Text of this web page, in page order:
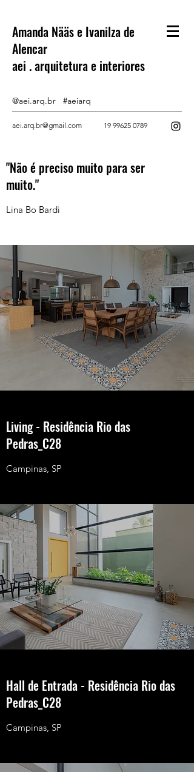
Amanda Nääs e Ivanilza de
Alencar
aei . arquitetura e interiores
@aei.arq.br #aeiarq
aei.arq.br@gmail.com 19 99625 0789
Living - Residência Rio das
Pedras_C28
Campinas, SP
Hall de Entrada - Residência Rio das
Pedras_C28
Campinas, SP
"Não é preciso muito para ser
muito."
Lina Bo Bardi